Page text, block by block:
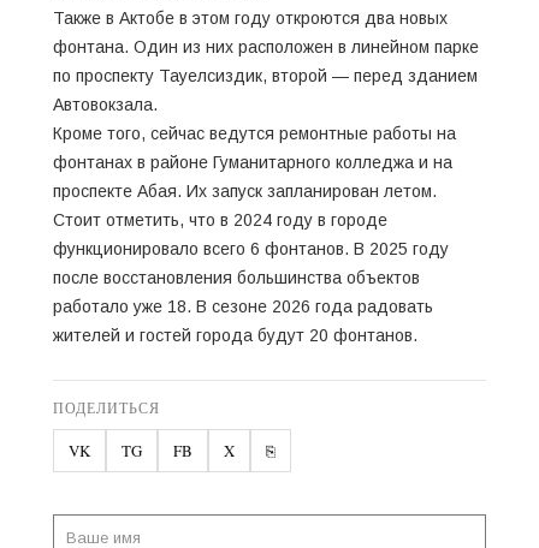
Также в Актобе в этом году откроются два новых
фонтана. Один из них расположен в линейном парке
по проспекту Тауелсиздик, второй — перед зданием
Автовокзала.
Кроме того, сейчас ведутся ремонтные работы на
фонтанах в районе Гуманитарного колледжа и на
проспекте Абая. Их запуск запланирован летом.
Стоит отметить, что в 2024 году в городе
функционировало всего 6 фонтанов. В 2025 году
после восстановления большинства объектов
работало уже 18. В сезоне 2026 года радовать
жителей и гостей города будут 20 фонтанов.
ПОДЕЛИТЬСЯ
VK TG FB X ⎘